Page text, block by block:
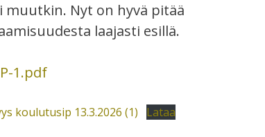
muutkin. Nyt on hyvä pitää
laajasti esillä.
1.pdf
koulutusip 13.3.2026 (1) Lataa